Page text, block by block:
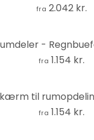
fra 2.042 kr.
fra 1.154 kr.
fra 1.154 kr.